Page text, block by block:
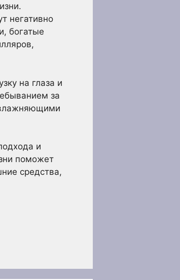
негативно
богатые
на глаза и
за
и
поможет
средства,